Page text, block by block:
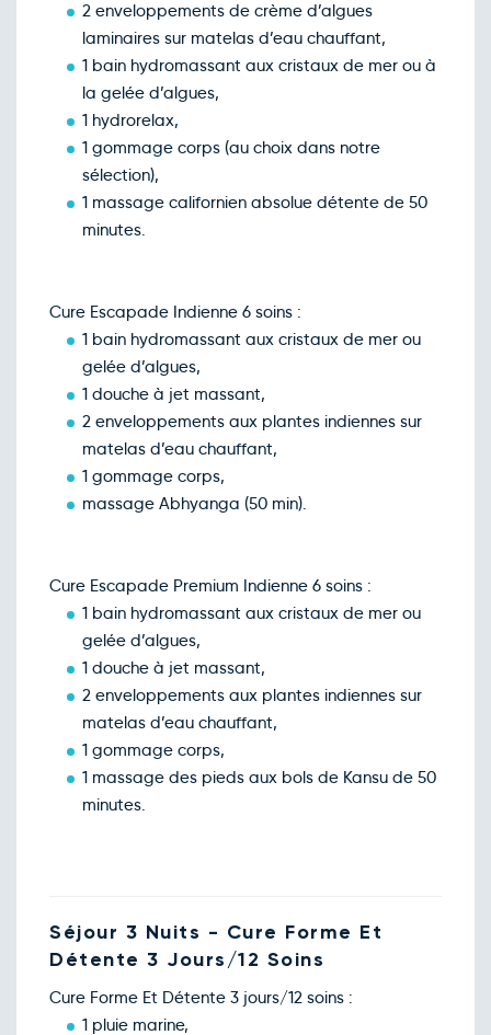
2 enveloppements de crème d’algues
laminaires sur matelas d’eau chauffant,
1 bain hydromassant aux cristaux de mer ou à
la gelée d’algues,
1 hydrorelax,
1 gommage corps (au choix dans notre
sélection),
1 massage californien absolue détente de 50
minutes.
Cure Escapade Indienne 6 soins :
1 bain hydromassant aux cristaux de mer ou
gelée d’algues,
1 douche à jet massant,
2 enveloppements aux plantes indiennes sur
matelas d’eau chauffant,
1 gommage corps,
massage Abhyanga (50 min).
Cure Escapade Premium Indienne 6 soins :
1 bain hydromassant aux cristaux de mer ou
gelée d’algues,
1 douche à jet massant,
2 enveloppements aux plantes indiennes sur
matelas d’eau chauffant,
1 gommage corps,
1 massage des pieds aux bols de Kansu de 50
minutes.
Séjour 3 Nuits - Cure Forme Et
Détente 3 Jours/12 Soins
Cure Forme Et Détente 3 jours/12 soins :
1 pluie marine,